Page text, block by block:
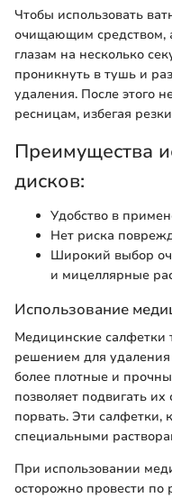
Чтобы использовать
очищающим средством,
глазам на несколько
проникнуть в тушь и
удаления. После этого
ресницам, избегая
Преимущества
дисков:
Удобство в
Нет риска
Широкий выбор
и мицеллярные
Использование
Медицинские салфетки
решением для
более плотные и
позволяет подвигать
порвать. Эти салфетки,
специальными
При использовании
осторожно провести по